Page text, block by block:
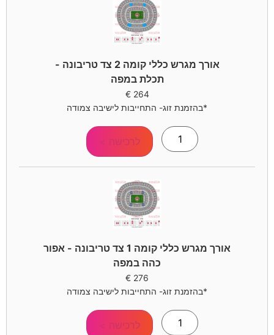
אורך מגרש כללי קומה 2 צד טריבונה -
תכלת במפה
264
€
*בהזמנת זוג- התחייבות לישיבה צמודה
לרכישה >
אורך מגרש כללי קומה 1 צד טריבונה - אפור
כהה במפה
276
€
*בהזמנת זוג- התחייבות לישיבה צמודה
לרכישה >